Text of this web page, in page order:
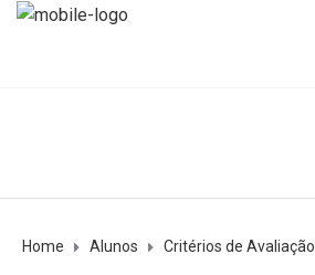
Home Alunos Critérios de Avaliação